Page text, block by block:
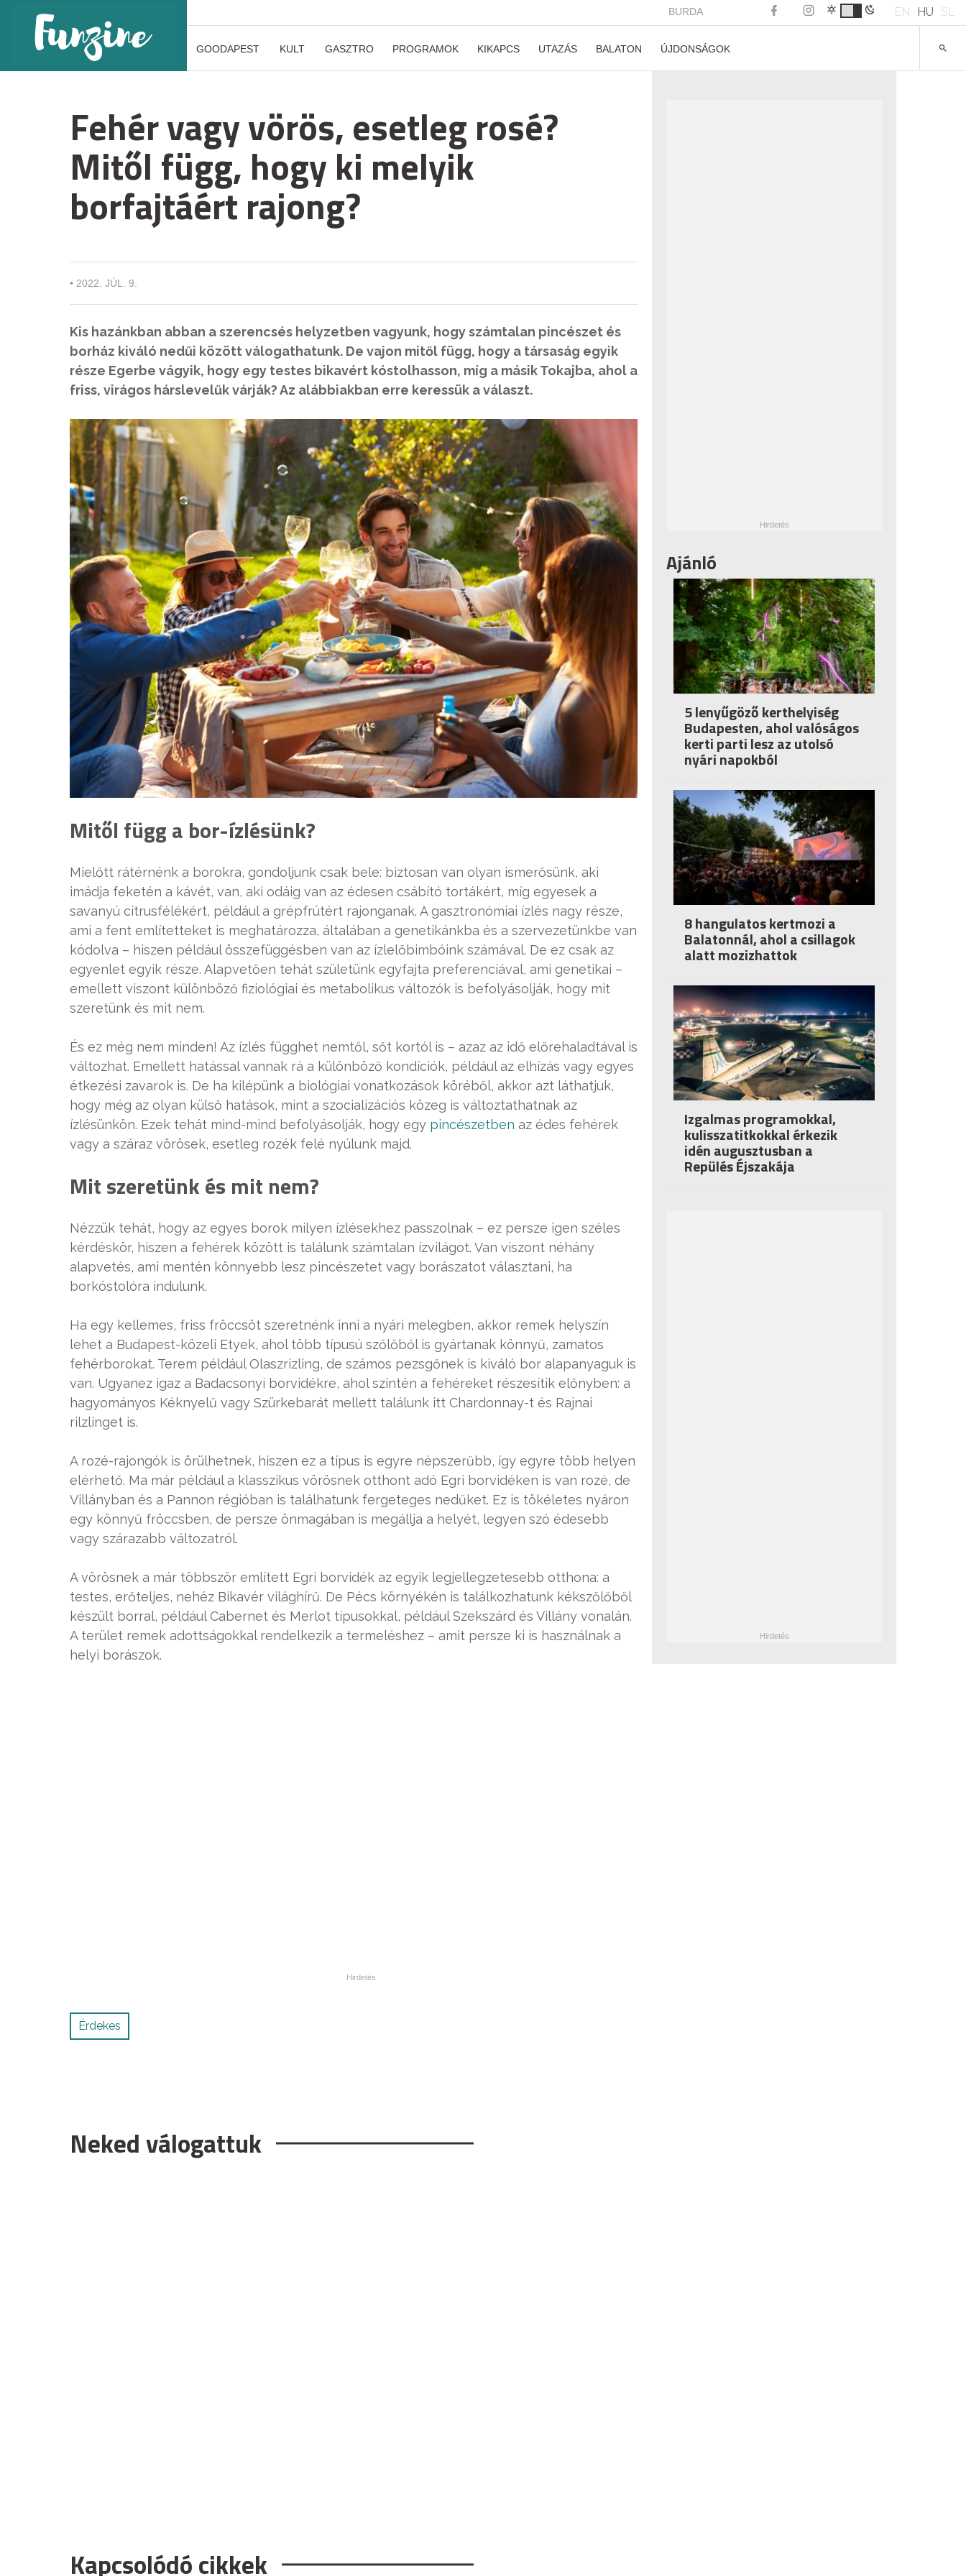
BURDA EN HU SL
GOODAPEST KULT GASZTRO PROGRAMOK KIKAPCS UTAZÁS BALATON ÚJDONSÁGOK
Fehér vagy vörös, esetleg rosé?
Mitől függ, hogy ki melyik
borfajtáért rajong?
• 2022. JÚL. 9.
Kis hazánkban abban a szerencsés helyzetben vagyunk, hogy számtalan pincészet és
borház kiváló nedűi között válogathatunk. De vajon mitől függ, hogy a társaság egyik
része Egerbe vágyik, hogy egy testes bikavért kóstolhasson, míg a másik Tokajba, ahol a
friss, virágos hárslevelűk várják? Az alábbiakban erre keressük a választ.
Mitől függ a bor-ízlésünk?
Mielőtt rátérnénk a borokra, gondoljunk csak bele: biztosan van olyan ismerősünk, aki
imádja feketén a kávét, van, aki odáig van az édesen csábító tortákért, míg egyesek a
savanyú citrusfélékért, például a grépfrútért rajonganak. A gasztronómiai ízlés nagy része,
ami a fent említetteket is meghatározza, általában a genetikánkba és a szervezetünkbe van
kódolva – hiszen például összefüggésben van az ízlelőbimbóink számával. De ez csak az
egyenlet egyik része. Alapvetően tehát születünk egyfajta preferenciával, ami genetikai –
emellett viszont különböző fiziológiai és metabolikus változók is befolyásolják, hogy mit
szeretünk és mit nem.
És ez még nem minden! Az ízlés függhet nemtől, sőt kortól is – azaz az idő előrehaladtával is
változhat. Emellett hatással vannak rá a különböző kondíciók, például az elhízás vagy egyes
étkezési zavarok is. De ha kilépünk a biológiai vonatkozások köréből, akkor azt láthatjuk,
hogy még az olyan külső hatások, mint a szocializációs közeg is változtathatnak az
ízlésünkön. Ezek tehát mind-mind befolyásolják, hogy egy pincészetben az édes fehérek
vagy a száraz vörösek, esetleg rozék felé nyúlunk majd.
Mit szeretünk és mit nem?
Nézzük tehát, hogy az egyes borok milyen ízlésekhez passzolnak – ez persze igen széles
kérdéskör, hiszen a fehérek között is találunk számtalan ízvilágot. Van viszont néhány
alapvetés, ami mentén könnyebb lesz pincészetet vagy borászatot választani, ha
borkóstolóra indulunk.
Ha egy kellemes, friss fröccsöt szeretnénk inni a nyári melegben, akkor remek helyszín
lehet a Budapest-közeli Etyek, ahol több típusú szőlőből is gyártanak könnyű, zamatos
fehérborokat. Terem például Olaszrizling, de számos pezsgőnek is kiváló bor alapanyaguk is
van. Ugyanez igaz a Badacsonyi borvidékre, ahol szintén a fehéreket részesítik előnyben: a
hagyományos Kéknyelű vagy Szürkebarát mellett találunk itt Chardonnay-t és Rajnai
rilzlinget is.
A rozé-rajongók is örülhetnek, hiszen ez a típus is egyre népszerűbb, így egyre több helyen
elérhető. Ma már például a klasszikus vörösnek otthont adó Egri borvidéken is van rozé, de
Villányban és a Pannon régióban is találhatunk fergeteges nedűket. Ez is tökéletes nyáron
egy könnyű fröccsben, de persze önmagában is megállja a helyét, legyen szó édesebb
vagy szárazabb változatról.
A vörösnek a már többször említett Egri borvidék az egyik legjellegzetesebb otthona: a
testes, erőteljes, nehéz Bikavér világhírű. De Pécs környékén is találkozhatunk kékszőlőből
készült borral, például Cabernet és Merlot típusokkal, például Szekszárd és Villány vonalán.
A terület remek adottságokkal rendelkezik a termeléshez – amit persze ki is használnak a
helyi borászok.
Érdekes
Neked válogattuk
Kapcsolódó cikkek
Ajánló
5 lenyűgöző kerthelyiség
Budapesten, ahol valóságos
kerti parti lesz az utolsó
nyári napokból
8 hangulatos kertmozi a
Balatonnál, ahol a csillagok
alatt mozizhattok
Izgalmas programokkal,
kulisszatitkokkal érkezik
idén augusztusban a
Repülés Éjszakája